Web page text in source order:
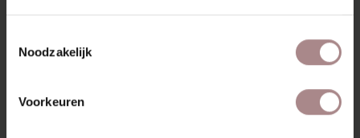
Noodzakelijk
Voorkeuren